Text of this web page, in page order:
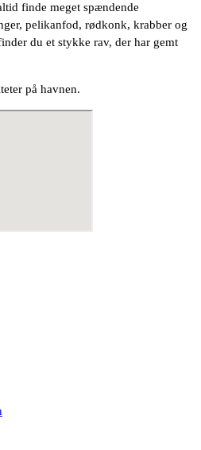
finde meget spændende
pelikanfod, rødkonk, krabber og
du et stykke rav, der har gemt
på havnen.